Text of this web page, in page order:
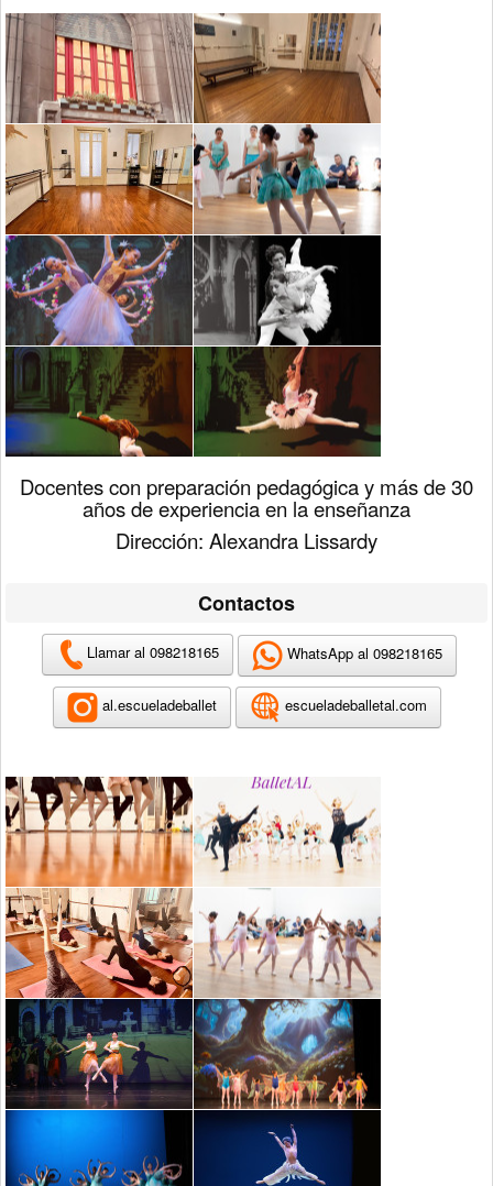
Docentes con preparación pedagógica y más de 30
años de experiencia en la enseñanza
Dirección: Alexandra Lissardy
Contactos
Llamar al 098218165 WhatsApp al 098218165
al.escueladeballet escueladeballetal.com